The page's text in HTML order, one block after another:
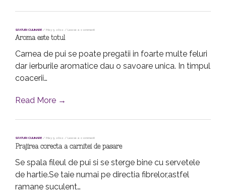
SFATURI CULINARE / May 5, 2022 / Leave a comment
Aroma este totul
Carnea de pui se poate pregatii in foarte multe feluri
dar ierburile aromatice dau o savoare unica. In timpul
coacerii…
Read More →
SFATURI CULINARE / May 5, 2022 / Leave a comment
Prajirea corecta a carnitei de pasare
Se spala fileul de pui si se sterge bine cu servetele
de hartie.Se taie numai pe directia fibrelor,astfel
ramane suculent…